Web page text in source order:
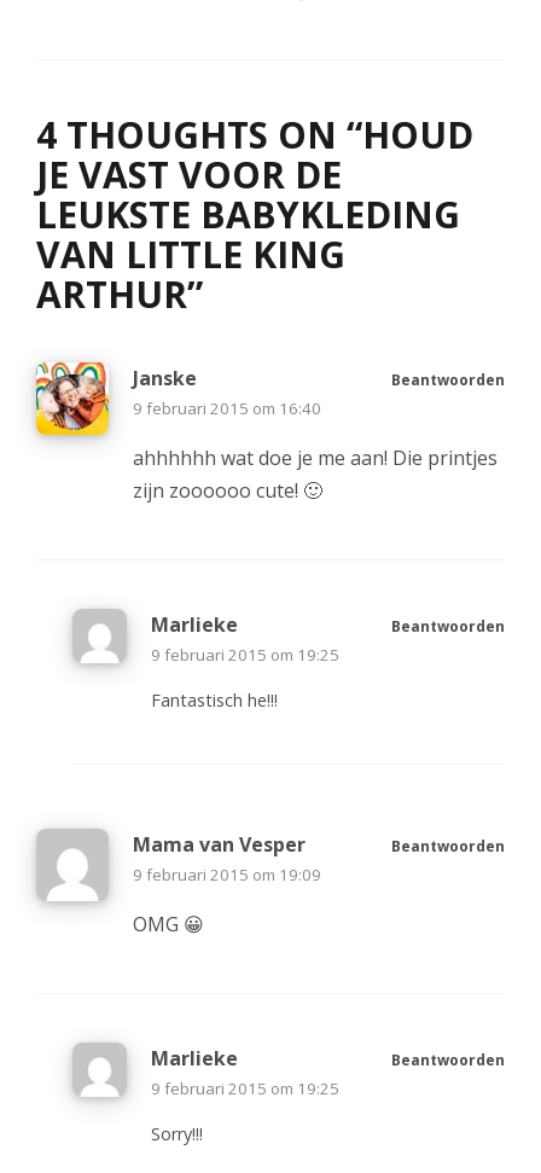
4 THOUGHTS ON “HOUD
JE VAST VOOR DE
LEUKSTE BABYKLEDING
VAN LITTLE KING
ARTHUR”
Janske
9 februari 2015 om 16:40
ahhhhhh wat doe je me aan! Die printjes
zijn zoooooo cute! 🙂
Beantwoorden
Marlieke
9 februari 2015 om 19:25
Fantastisch he!!!
Beantwoorden
Mama van Vesper
9 februari 2015 om 19:09
OMG 😀
Beantwoorden
Marlieke
9 februari 2015 om 19:25
Sorry!!!
Beantwoorden